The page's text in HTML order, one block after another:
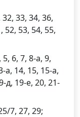
33, 34, 36,
52, 53, 54, 55,
6, 7, 8-а, 9,
а, 14, 15, 15-а,
д, 19-е, 20, 21-
7, 27, 29;